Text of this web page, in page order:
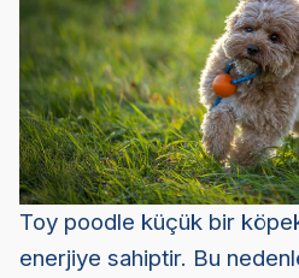
Toy poodle küçük bir
enerjiye sahiptir. Bu